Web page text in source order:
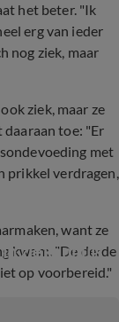
het beter. "Ik
erg van ieder
nog ziek, maar
ziek, maar ze
daaraan toe: "Er
met
prikkel verdragen,
want ze
kwam. "De derde
op voorbereid."
ziekenhuis